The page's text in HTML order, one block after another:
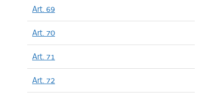
Art. 69
Art. 70
Art. 71
Art. 72